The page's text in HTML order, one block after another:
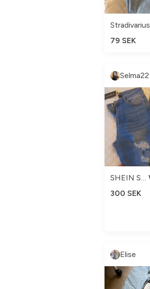
Stradivarius
79 SEK
Selma22
SHEIN SXY
300 SEK
Elise